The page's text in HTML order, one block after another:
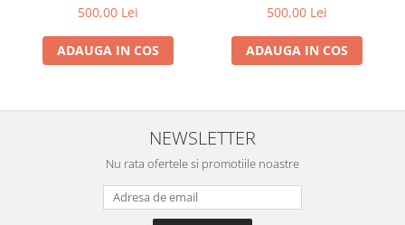
500,00 Lei
ADAUGA IN COS
500,00 Lei
ADAUGA IN COS
NEWSLETTER
Nu rata ofertele si promotiile noastre